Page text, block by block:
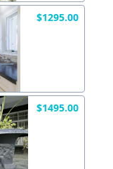
$1295.00
$1495.00